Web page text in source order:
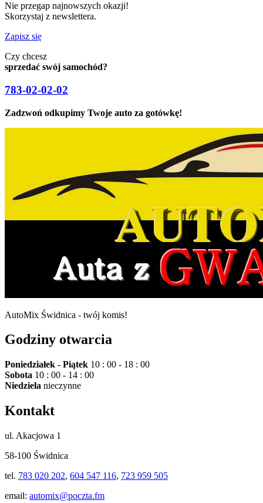
Nie przegap najnowszych okazji!
Skorzystaj z newslettera.
Zapisz się
Czy chcesz
sprzedać swój samochód?
783-02-02-02
Zadzwoń odkupimy Twoje auto za gotówkę!
AutoMix Świdnica - twój komis!
Godziny otwarcia
Poniedziałek - Piątek 10 : 00 - 18 : 00
Sobota 10 : 00 - 14 : 00
Niedziela nieczynne
Kontakt
ul. Akacjowa 1
58-100 Świdnica
tel. 783 020 202, 604 547 116, 723 959 505
email: automix@poczta.fm